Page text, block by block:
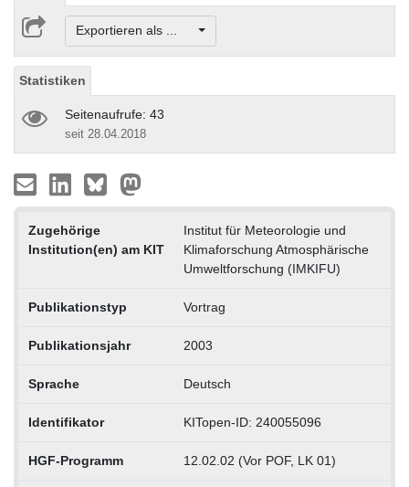
Exportieren als ...
Statistiken
Seitenaufrufe: 43
seit 28.04.2018
Zugehörige
Institution(en) am KIT
Institut für Meteorologie und
Klimaforschung Atmosphärische
Umweltforschung (IMKIFU)
Publikationstyp Vortrag
Publikationsjahr 2003
Sprache Deutsch
Identifikator KITopen-ID: 240055096
HGF-Programm 12.02.02 (Vor POF, LK 01)